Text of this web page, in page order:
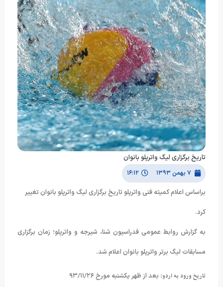
تاریخ برگزاری لیگ واترپلو بانوان
۷ بهمن ۱۳۹۳ ۱۶:۱۲
براساس اعلام کمیته فنی واترپلو تاریخ برگزاری لیگ واترپلو بانوان تغییر
کرد.
به گزارش روابط عمومی فدراسیون شنا، شیرجه و واترپلو؛ زمان برگزاری
مسابقات لیگ برتر واترپلو بانوان اعلام شد.
تاریخ ورود به اردو:بعد از ظهر یکشنبه مورخ ۹۳/۱۱/۲۶